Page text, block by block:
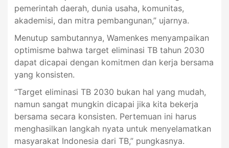
pemerintah daerah, dunia usaha, komunitas,
akademisi, dan mitra pembangunan,” ujarnya.
Menutup sambutannya, Wamenkes menyampaikan
optimisme bahwa target eliminasi TB tahun 2030
dapat dicapai dengan komitmen dan kerja bersama
yang konsisten.
“Target eliminasi TB 2030 bukan hal yang mudah,
namun sangat mungkin dicapai jika kita bekerja
bersama secara konsisten. Pertemuan ini harus
menghasilkan langkah nyata untuk menyelamatkan
masyarakat Indonesia dari TB,” pungkasnya.